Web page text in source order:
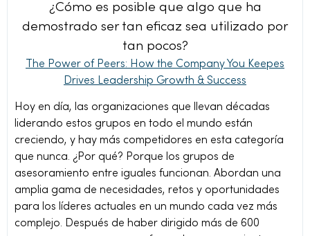
¿Cómo es posible que algo que ha
demostrado ser tan eficaz sea utilizado por
tan pocos?
The Power of Peers: How the Company You Keepes
Drives Leadership Growth & Success
Hoy en día, las organizaciones que llevan décadas
liderando estos grupos en todo el mundo están
creciendo, y hay más competidores en esta categoría
que nunca. ¿Por qué? Porque los grupos de
asesoramiento entre iguales funcionan. Abordan una
amplia gama de necesidades, retos y oportunidades
para los líderes actuales en un mundo cada vez más
complejo. Después de haber dirigido más de 600